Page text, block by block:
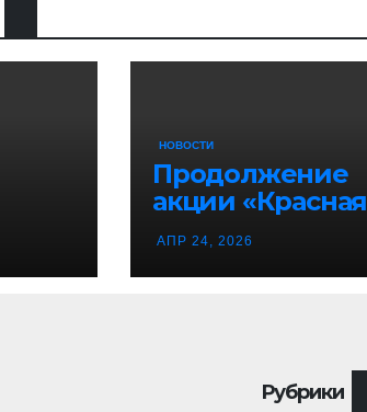
НОВОСТИ
Продолжение
акции «Красная
гвоздика» в
Воронеже!
АПР 24, 2026
Рубрики